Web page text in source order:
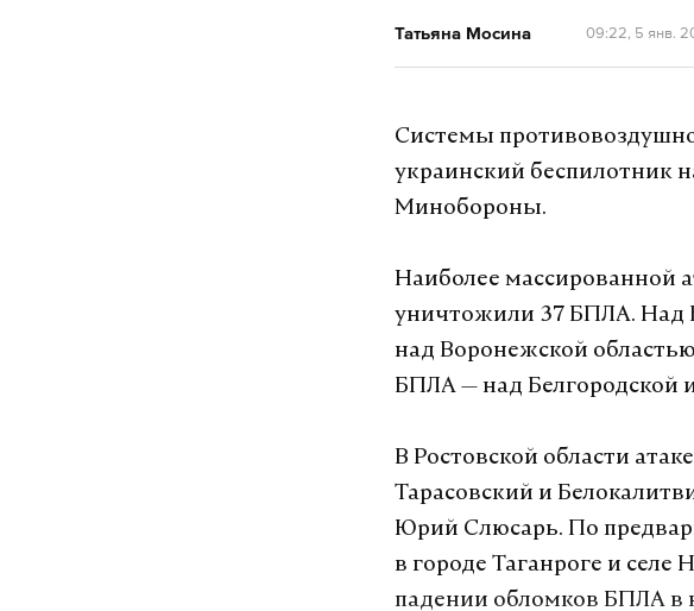
Татьяна Мосина 09:22, 5 янв.
Системы
украинский беспилотник
Минобороны.
Наиболее массированной
уничтожили 37 БПЛА. Над
над Воронежской
БПЛА — над Белгородской
В Ростовской области
Тарасовский и
Юрий Слюсарь. По
в городе Таганроге и селе
падении обломков БПЛА в